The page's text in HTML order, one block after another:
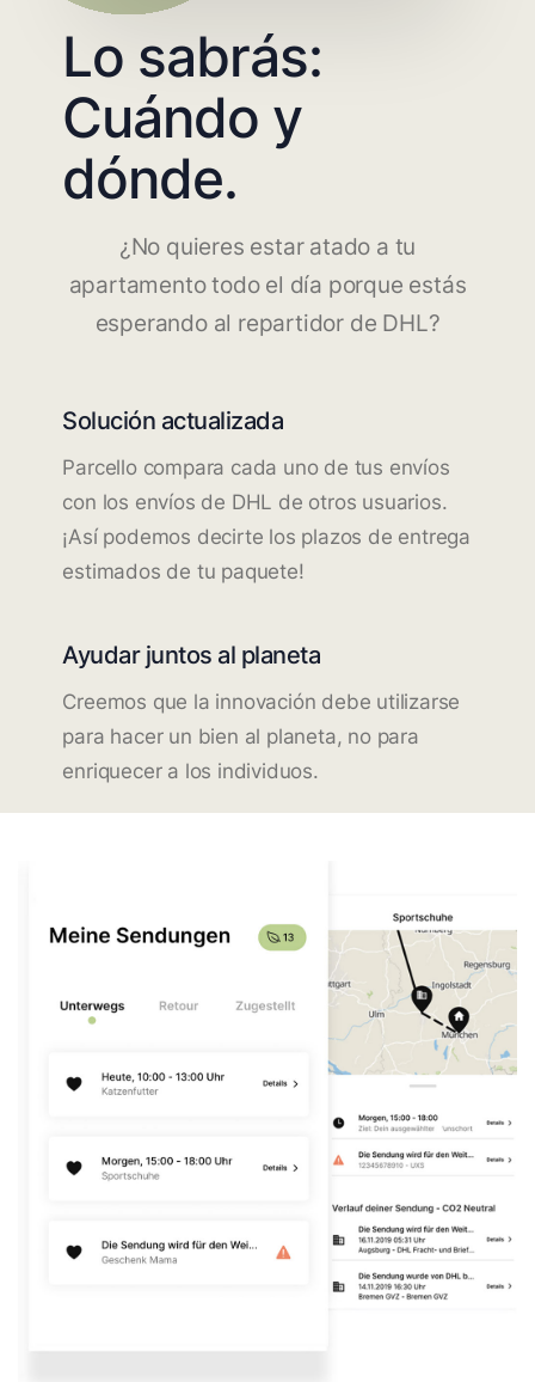
Lo sabrás:
Cuándo y
dónde.
¿No quieres estar atado a tu
apartamento todo el día porque estás
esperando al repartidor de DHL?
Solución actualizada
Parcello compara cada uno de tus envíos
con los envíos de DHL de otros usuarios.
¡Así podemos decirte los plazos de entrega
estimados de tu paquete!
Ayudar juntos al planeta
Creemos que la innovación debe utilizarse
para hacer un bien al planeta, no para
enriquecer a los individuos.